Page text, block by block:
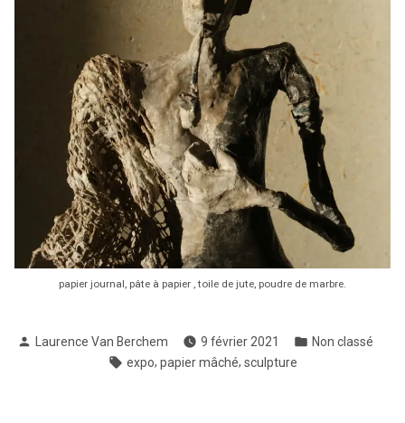
papier journal, pâte à papier , toile de jute, poudre de marbre.
Publié
Laurence Van Berchem 9 février 2021
Publié
Non classé
Étiquettes :
expo, papier mâché, sculpture